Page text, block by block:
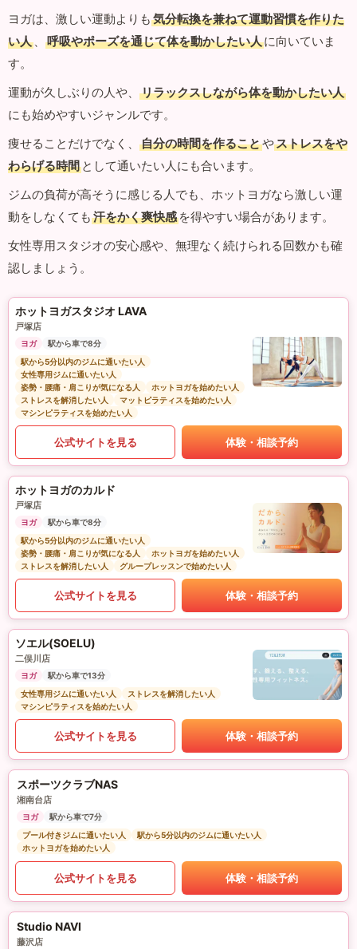
ヨガは、激しい運動よりも 気分転換を兼ねて運動習慣を作りた
い人 、 呼吸やポーズを通じて体を動かしたい人に向いていま
す。
運動が久しぶりの人や、
リラックスしながら体を動かしたい人
にも始めやすいジャンルです。
痩せることだけでなく、
自分の時間を作ることやストレスをや
わらげる時間 として通いたい人にも合います。
ジムの負荷が高そうに感じる人でも、ホットヨガなら激しい運
動をしなくても 汗をかく爽快感 を得やすい場合があります。
女性専用スタジオの安心感や、無理なく続けられる回数かも確
認しましょう。
ホットヨガスタジオ LAVA
戸塚店
ヨガ
駅から車で8分
駅から5分以内のジムに通いたい人
女性専用ジムに通いたい人
姿勢・腰痛・肩こりが気になる人
ホットヨガを始めたい人
ストレスを解消したい人
マットピラティスを始めたい人
マシンピラティスを始めたい人
公式サイトを見る 体験・相談予約
ホットヨガのカルド
戸塚店
ヨガ
駅から車で8分
駅から5分以内のジムに通いたい人
姿勢・腰痛・肩こりが気になる人
ホットヨガを始めたい人
ストレスを解消したい人
グループレッスンで始めたい人
公式サイトを見る 体験・相談予約
ソエル(SOELU)
二俣川店
ヨガ
駅から車で13分
女性専用ジムに通いたい人
ストレスを解消したい人
マシンピラティスを始めたい人
公式サイトを見る 体験・相談予約
スポーツクラブNAS
湘南台店
ヨガ
駅から車で7分
プール付きジムに通いたい人
駅から5分以内のジムに通いたい人
ホットヨガを始めたい人
公式サイトを見る 体験・相談予約
Studio NAVI
藤沢店